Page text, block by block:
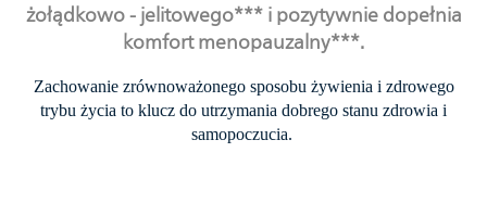
żołądkowo - jelitowego*** i pozytywnie dopełnia
komfort menopauzalny***.
Zachowanie zrównoważonego sposobu żywienia i zdrowego
trybu życia to klucz do utrzymania dobrego stanu zdrowia i
samopoczucia.